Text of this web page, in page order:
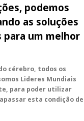
podemos
as soluções
para um melhor
cérebro, todos os
Lideres Mundiais
para poder utilizar
esta condição de